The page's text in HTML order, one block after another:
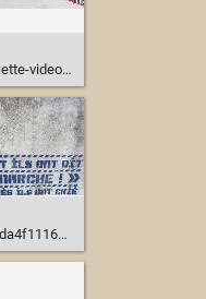
la-tete_1775786